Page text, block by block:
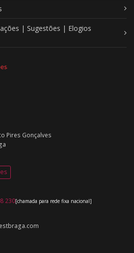
| Sugestões | Elogios
Pires Gonçalves
230[chamada para rede fixa nacional]